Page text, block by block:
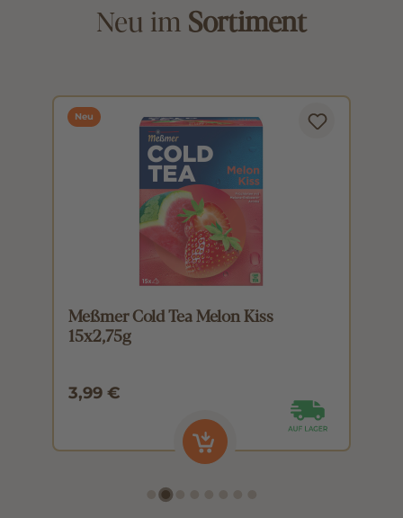
Neu im Sortiment
Neu
Meßmer Cold Tea Melon Kiss
15x2,75g
3,99 €